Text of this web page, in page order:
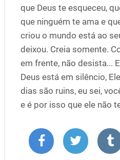
que Deus te esqueceu,
que ninguém te ama e
criou o mundo está ao
deixou. Creia somente.
em frente, não desista...
Deus está em silêncio,
dias são ruins, eu sei,
e é por isso que ele não